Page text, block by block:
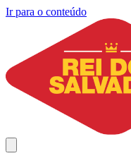
Ir para o conteúdo